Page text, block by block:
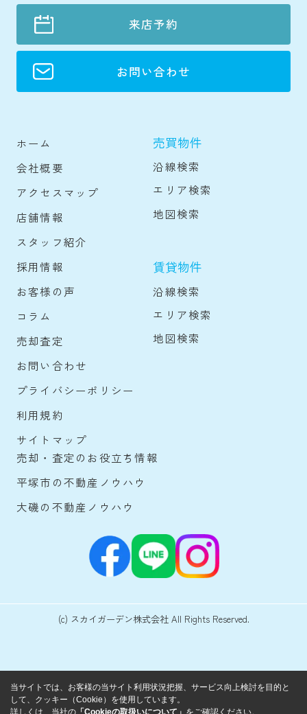
来店予約
お問い合わせ
ホーム
会社概要
アクセスマップ
店舗情報
スタッフ紹介
採用情報
お客様の声
コラム
売却査定
お問い合わせ
プライバシーポリシー
利用規約
サイトマップ
売買物件
沿線検索
エリア検索
地図検索
賃貸物件
沿線検索
エリア検索
地図検索
売却・査定のお役立ち情報
平塚市の不動産ノウハウ
大磯の不動産ノウハウ
(c) スカイガーデン株式会社 All Rights Reserved.
当サイトでは、お客様の当サイト利用状況把握、サービス向上検討を目的と
して、クッキー（Cookie）を使用しています。
詳しくは、当社の 「Cookieの取扱いについて」 をご確認ください。